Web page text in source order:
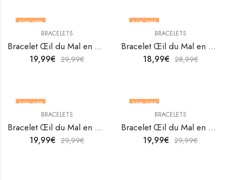
33% OFF
BRACELETS
Bracelet Œil du Mal en acier inoxydable plaqué or 18K de V&F Jewellers
19,99€ 29,99€
34% OFF
BRACELETS
Bracelet Œil du Mal en acier inoxydable plaqué or 18K de V&F Jewellers
18,99€ 28,99€
33% OFF
BRACELETS
Bracelet Œil du Mal en acier inoxydable plaqué or 18K de V&F Jewellers
19,99€ 29,99€
33% OFF
BRACELETS
Bracelet Œil du Mal en acier inoxydable plaqué or 18K de V&F Jewellers
19,99€ 29,99€